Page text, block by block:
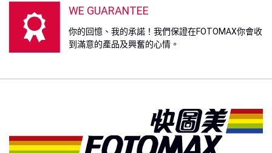
WE GUARANTEE
你的回憶、我的承諾！我們保證在FOTOMAX你會收
到滿意的產品及興奮的心情。